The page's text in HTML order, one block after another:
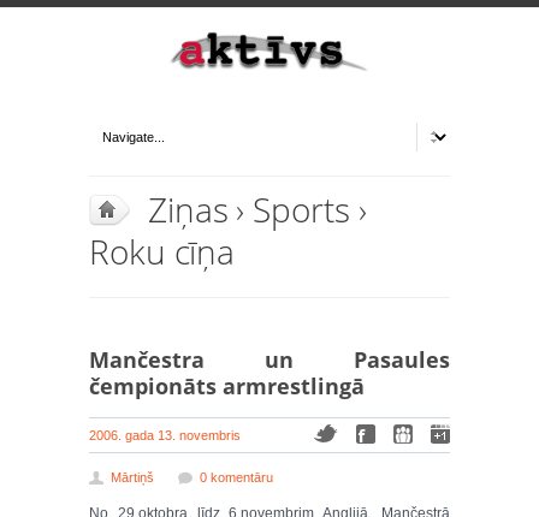
Ziņas › Sports ›
Roku cīņa
Mančestra un Pasaules
čempionāts armrestlingā
2006. gada 13. novembris
Mārtiņš 0 komentāru
No 29.oktobra līdz 6.novembrim Anglijā, Mančestrā